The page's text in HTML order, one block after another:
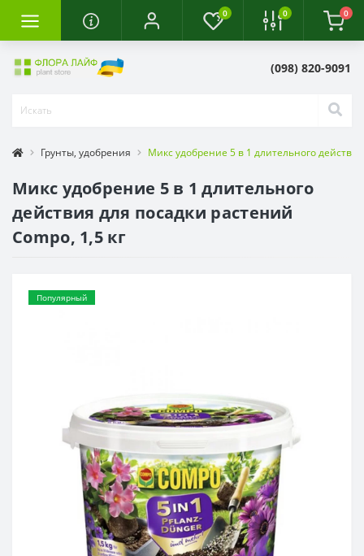
0 0 0
(098) 820-9091
Грунты, удобрения Микс удобрение 5 в 1 длительного
Микс удобрение 5 в 1 длительного
действия для посадки растений
Compo, 1,5 кг
Популярный